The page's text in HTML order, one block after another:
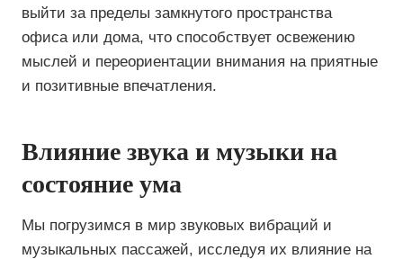
выйти за пределы замкнутого пространства
офиса или дома, что способствует освежению
мыслей и переориентации внимания на приятные
и позитивные впечатления.
Влияние звука и музыки на
состояние ума
Мы погрузимся в мир звуковых вибраций и
музыкальных пассажей, исследуя их влияние на